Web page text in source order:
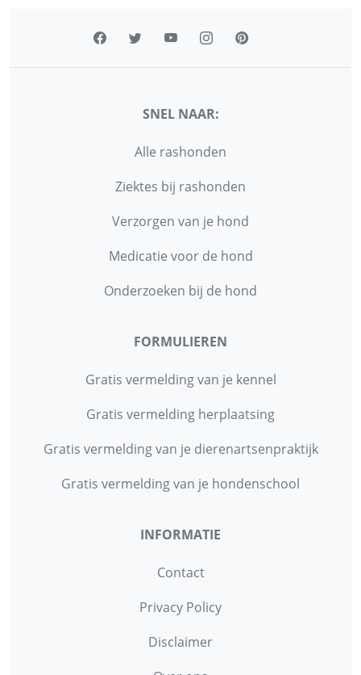
SNEL NAAR:
Alle rashonden
Ziektes bij rashonden
Verzorgen van je hond
Medicatie voor de hond
Onderzoeken bij de hond
FORMULIEREN
Gratis vermelding van je kennel
Gratis vermelding herplaatsing
Gratis vermelding van je dierenartsenpraktijk
Gratis vermelding van je hondenschool
INFORMATIE
Contact
Privacy Policy
Disclaimer